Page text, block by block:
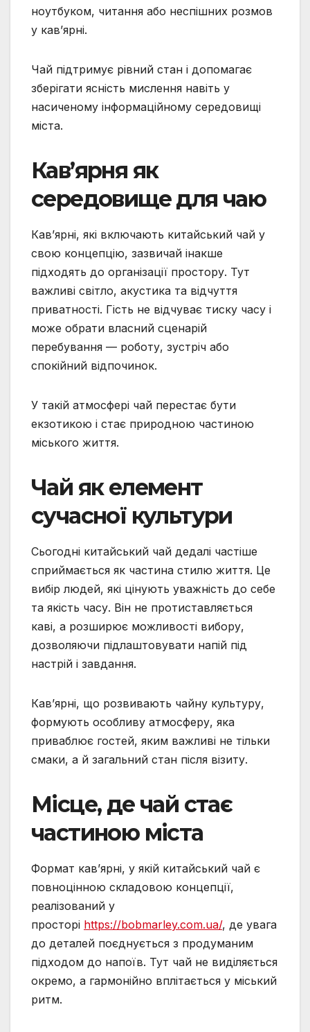
ноутбуком, читання або неспішних розмов
у кав’ярні.
Чай підтримує рівний стан і допомагає
зберігати ясність мислення навіть у
насиченому інформаційному середовищі
міста.
Кав’ярня як
середовище для чаю
Кав’ярні, які включають китайський чай у
свою концепцію, зазвичай інакше
підходять до організації простору. Тут
важливі світло, акустика та відчуття
приватності. Гість не відчуває тиску часу і
може обрати власний сценарій
перебування — роботу, зустріч або
спокійний відпочинок.
У такій атмосфері чай перестає бути
екзотикою і стає природною частиною
міського життя.
Чай як елемент
сучасної культури
Сьогодні китайський чай дедалі частіше
сприймається як частина стилю життя. Це
вибір людей, які цінують уважність до себе
та якість часу. Він не протиставляється
каві, а розширює можливості вибору,
дозволяючи підлаштовувати напій під
настрій і завдання.
Кав’ярні, що розвивають чайну культуру,
формують особливу атмосферу, яка
приваблює гостей, яким важливі не тільки
смаки, а й загальний стан після візиту.
Місце, де чай стає
частиною міста
Формат кав’ярні, у якій китайський чай є
повноцінною складовою концепції,
реалізований у
просторі https://bobmarley.com.ua/, де увага
до деталей поєднується з продуманим
підходом до напоїв. Тут чай не виділяється
окремо, а гармонійно вплітається у міський
ритм.